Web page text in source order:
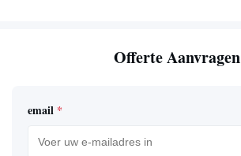
Offerte Aanvragen
email *